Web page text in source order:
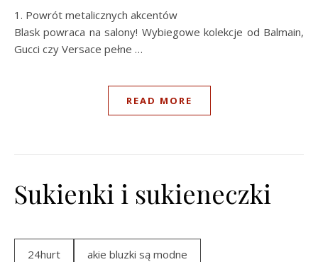
1. Powrót metalicznych akcentów
Blask powraca na salony! Wybiegowe kolekcje od Balmain,
Gucci czy Versace pełne …
READ MORE
Sukienki i sukieneczki
24hurt akie bluzki są modne